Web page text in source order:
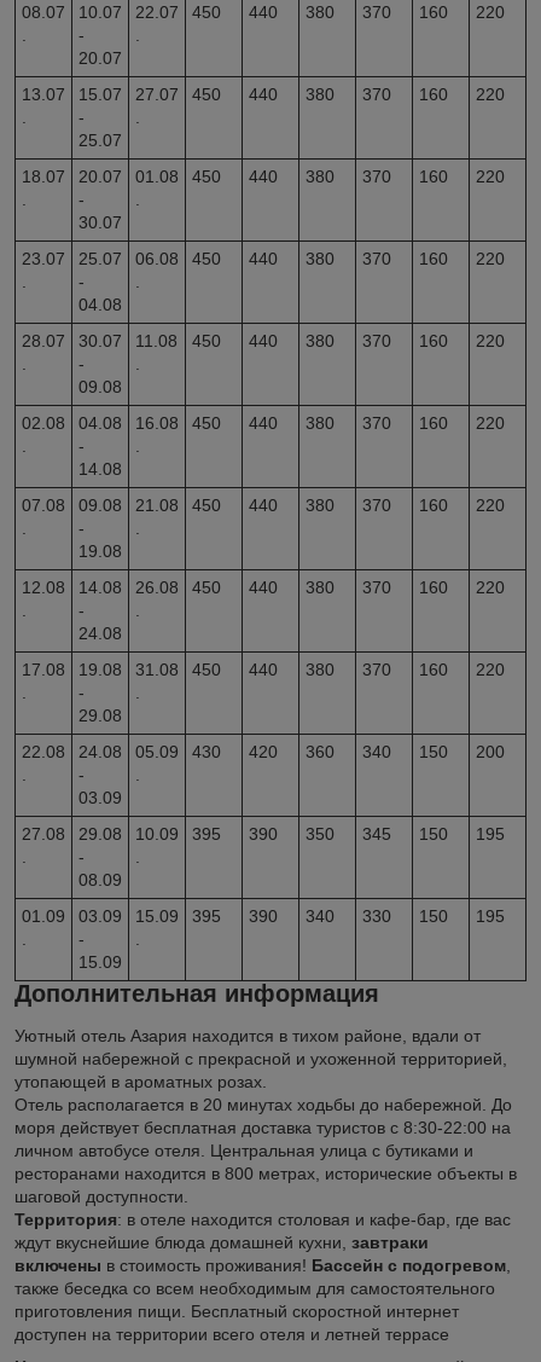
08.07
10.07
-
20.07
22.07
450 440 380 370 160 220
13.07
15.07
-
25.07
27.07
450 440 380 370 160 220
18.07
20.07
-
30.07
01.08
450 440 380 370 160 220
23.07
25.07
-
04.08
06.08
450 440 380 370 160 220
28.07
30.07
-
09.08
11.08
450 440 380 370 160 220
02.08
04.08
-
14.08
16.08
450 440 380 370 160 220
07.08
09.08
-
19.08
21.08
450 440 380 370 160 220
12.08
14.08
-
24.08
26.08
450 440 380 370 160 220
17.08
19.08
-
29.08
31.08
450 440 380 370 160 220
22.08
24.08
-
03.09
05.09
430 420 360 340 150 200
27.08
29.08
-
08.09
10.09
395 390 350 345 150 195
01.09
03.09
-
15.09
15.09
395 390 340 330 150 195
Дополнительная информация
Уютный отель Азария находится в тихом районе, вдали от
шумной набережной с прекрасной и ухоженной территорией,
утопающей в ароматных розах.
Отель располагается в 20 минутах ходьбы до набережной. До
моря действует бесплатная доставка туристов с 8:30-22:00 на
личном автобусе отеля. Центральная улица с бутиками и
ресторанами находится в 800 метрах, исторические объекты в
шаговой доступности.
Территория: в отеле находится столовая и кафе-бар, где вас
ждут вкуснейшие блюда домашней кухни, завтраки
включены в стоимость проживания! Бассейн с подогревом,
также беседка со всем необходимым для самостоятельного
приготовления пищи. Бесплатный скоростной интернет
доступен на территории всего отеля и летней террасе